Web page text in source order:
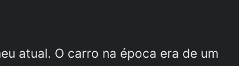
atual. O carro na época era de um